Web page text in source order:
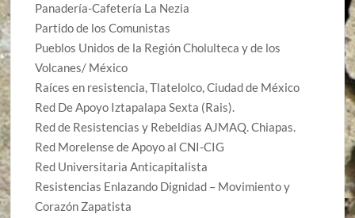
Panadería-Cafetería La Nezia
Partido de los Comunistas
Pueblos Unidos de la Región Cholulteca y de los
Volcanes/ México
Raíces en resistencia, Tlatelolco, Ciudad de México
Red De Apoyo Iztapalapa Sexta (Rais).
Red de Resistencias y Rebeldias AJMAQ. Chiapas.
Red Morelense de Apoyo al CNI-CIG
Red Universitaria Anticapitalista
Resistencias Enlazando Dignidad – Movimiento y
Corazón Zapatista